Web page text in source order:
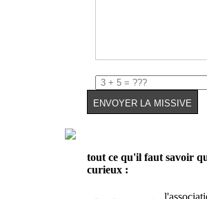
tout ce qu'il faut savoir
curieux :